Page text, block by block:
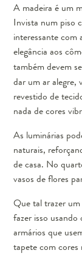
A madeira é um
Invista num piso
interessante com
elegância aos
também devem
dar um ar alegre,
revestido de
nada de cores
As luminárias
naturais,
de casa. No
vasos de flores
Que tal trazer
fazer isso
armários que
tapete com cores